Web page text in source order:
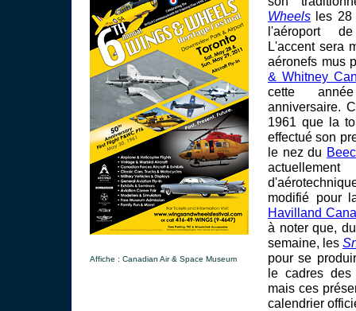
Affiche : Canadian Air & Space Museum
Wheels les 28
l'aéroport
L'accent sera
aéronefs mus
& Whitney
cette
anniversaire.
1961 que la
effectué son
le nez du
modifié pour
Havilland
à noter que,
semaine, les
pour se
le cadres des
mais ces
calendrier